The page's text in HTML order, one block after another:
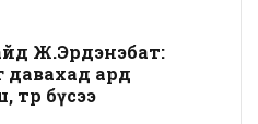
Ж.Эрдэнэбат:
ард
бүсээ